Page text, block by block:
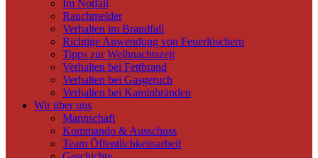
Im Notfall
Rauchmelder
Verhalten im Brandfall
Richtige Anwendung von Feuerlöschern
Tipps zur Weihnachtszeit
Verhalten bei Fettbrand
Verhalten bei Gasgeruch
Verhalten bei Kaminbränden
Wir über uns
Mannschaft
Kommando & Ausschuss
Team Öffentlichkeitsarbeit